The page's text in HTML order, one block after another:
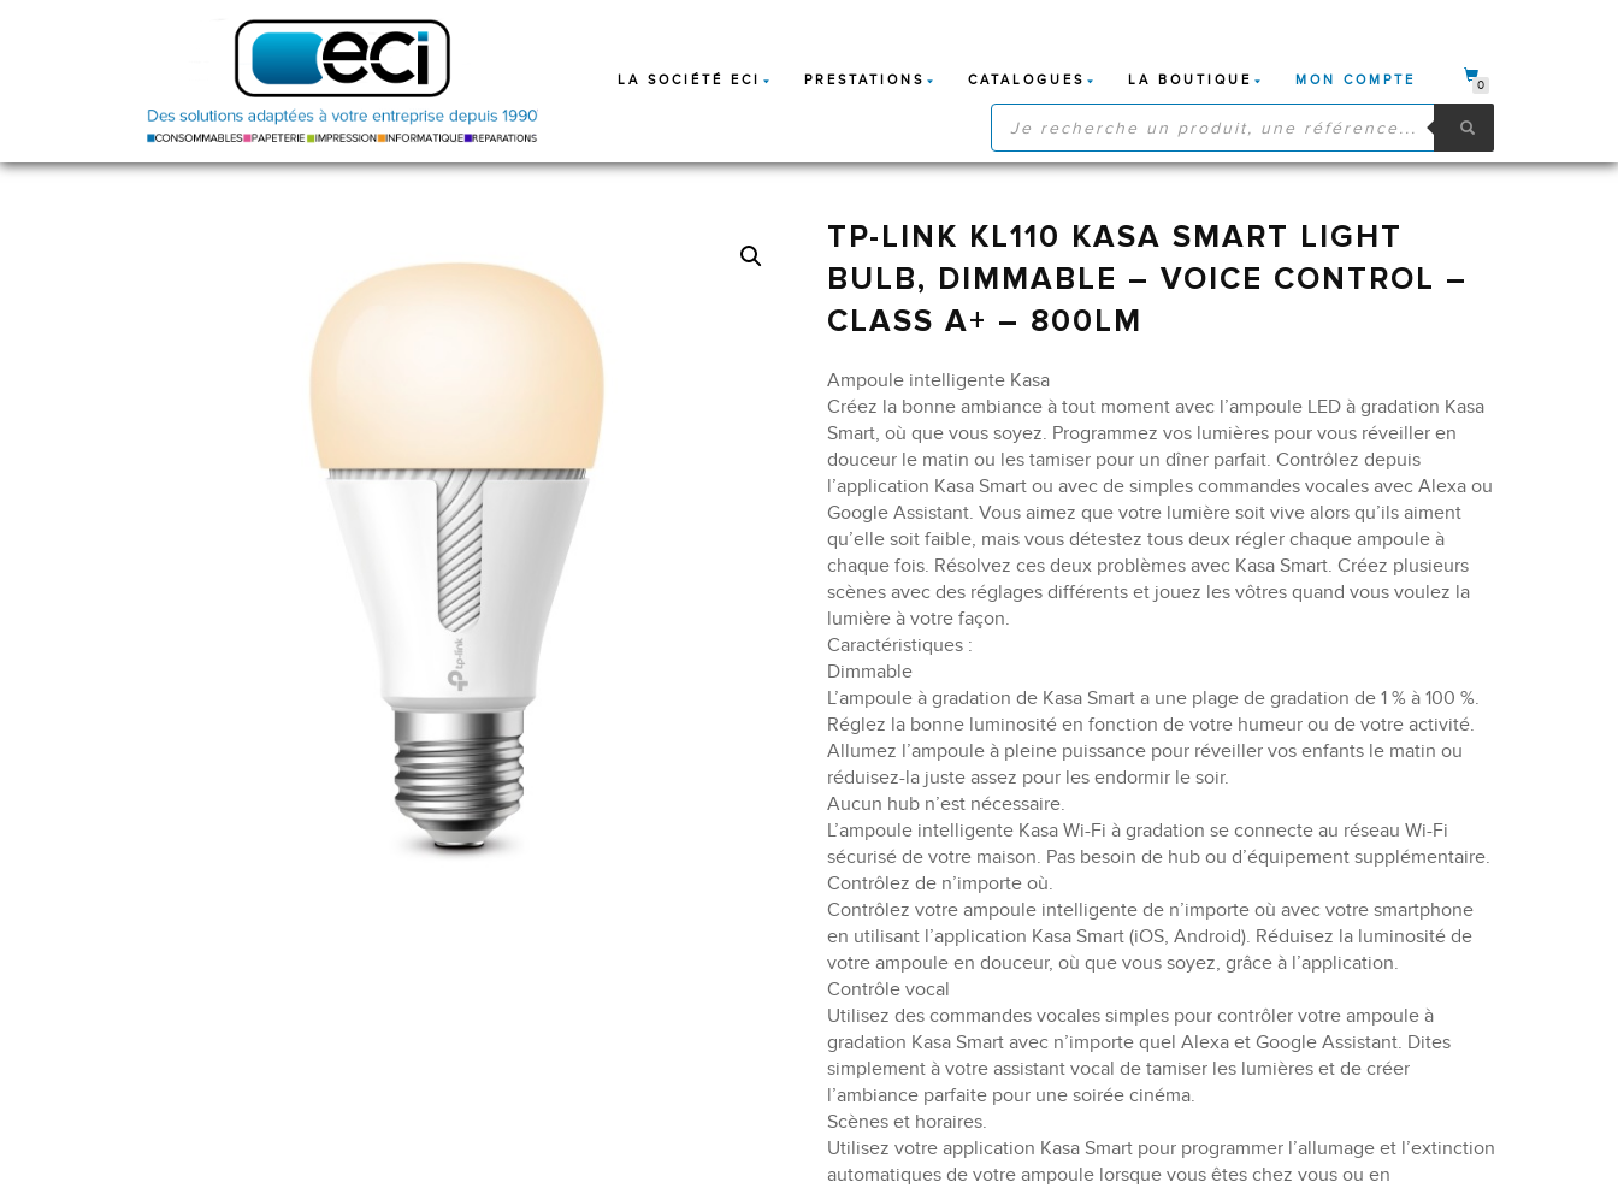
LA SOCIÉTÉ ECI PRESTATIONS CATALOGUES LA BOUTIQUE
MON COMPTE
RECHERCHE
DE
PRODUITS
0
TP-LINK KL110 KASA SMART LIGHT
BULB, DIMMABLE – VOICE CONTROL –
CLASS A+ – 800LM
Ampoule intelligente Kasa
Créez la bonne ambiance à tout moment avec l’ampoule LED à gradation Kasa
Smart, où que vous soyez. Programmez vos lumières pour vous réveiller en
douceur le matin ou les tamiser pour un dîner parfait. Contrôlez depuis
l’application Kasa Smart ou avec de simples commandes vocales avec Alexa ou
Google Assistant. Vous aimez que votre lumière soit vive alors qu’ils aiment
qu’elle soit faible, mais vous détestez tous deux régler chaque ampoule à
chaque fois. Résolvez ces deux problèmes avec Kasa Smart. Créez plusieurs
scènes avec des réglages différents et jouez les vôtres quand vous voulez la
lumière à votre façon.
Caractéristiques :
Dimmable
L’ampoule à gradation de Kasa Smart a une plage de gradation de 1 % à 100 %.
Réglez la bonne luminosité en fonction de votre humeur ou de votre activité.
Allumez l’ampoule à pleine puissance pour réveiller vos enfants le matin ou
réduisez-la juste assez pour les endormir le soir.
Aucun hub n’est nécessaire.
L’ampoule intelligente Kasa Wi-Fi à gradation se connecte au réseau Wi-Fi
sécurisé de votre maison. Pas besoin de hub ou d’équipement supplémentaire.
Contrôlez de n’importe où.
Contrôlez votre ampoule intelligente de n’importe où avec votre smartphone
en utilisant l’application Kasa Smart (iOS, Android). Réduisez la luminosité de
votre ampoule en douceur, où que vous soyez, grâce à l’application.
Contrôle vocal
Utilisez des commandes vocales simples pour contrôler votre ampoule à
gradation Kasa Smart avec n’importe quel Alexa et Google Assistant. Dites
simplement à votre assistant vocal de tamiser les lumières et de créer
l’ambiance parfaite pour une soirée cinéma.
Scènes et horaires.
Utilisez votre application Kasa Smart pour programmer l’allumage et l’extinction
automatiques de votre ampoule lorsque vous êtes chez vous ou en